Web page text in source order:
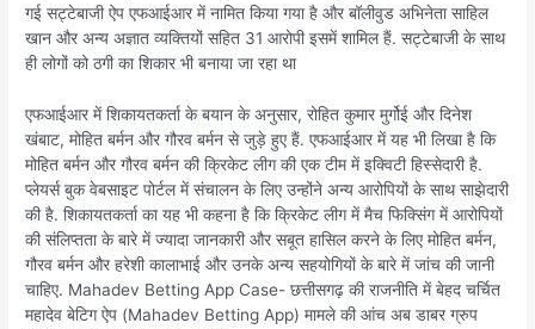
गई सट्टेबाजी ऐप एफआईआर में नामित किया गया है और बॉलीवुड अभिनेता साहिल
खान और अन्य अज्ञात व्यक्तियों सहित 31 आरोपी इसमें शामिल हैं. सट्टेबाजी के साथ
ही लोगों को ठगी का शिकार भी बनाया जा रहा था
एफआईआर में शिकायतकर्ता के बयान के अनुसार, रोहित कुमार मुर्गोई और दिनेश
खंबाट, मोहित बर्मन और गौरव बर्मन से जुड़े हुए हैं. एफआईआर में यह भी लिखा है कि
मोहित बर्मन और गौरव बर्मन की क्रिकेट लीग की एक टीम में इक्विटी हिस्सेदारी है.
प्लेयर्स बुक वेबसाइट पोर्टल में संचालन के लिए उन्होंने अन्य आरोपियों के साथ साझेदारी
की है. शिकायतकर्ता का यह भी कहना है कि क्रिकेट लीग में मैच फिक्सिंग में आरोपियों
की संलिप्तता के बारे में ज्यादा जानकारी और सबूत हासिल करने के लिए मोहित बर्मन,
गौरव बर्मन और हरेशी कालाभाई और उनके अन्य सहयोगियों के बारे में जांच की जानी
चाहिए. Mahadev Betting App Case- छत्तीसगढ़ की राजनीति में बेहद चर्चित
महादेव बेटिग ऐप (Mahadev Betting App) मामले की आंच अब डाबर ग्रुप